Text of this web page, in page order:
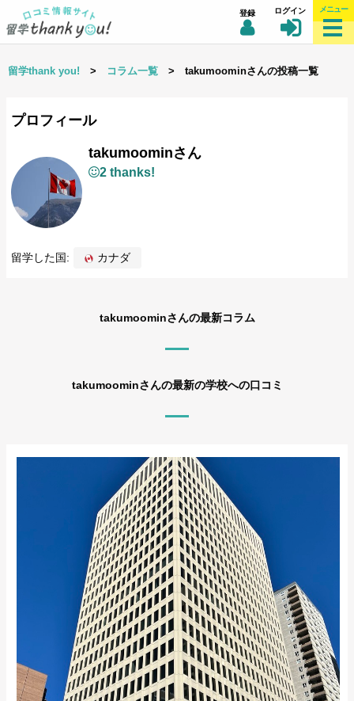
登録 ログイン メニュー
留学thank you! > コラム一覧 > takumoominさんの投稿一覧
プロフィール
takumoominさん
2 thanks!
留学した国: カナダ
takumoominさんの最新コラム
takumoominさんの最新の学校への口コミ